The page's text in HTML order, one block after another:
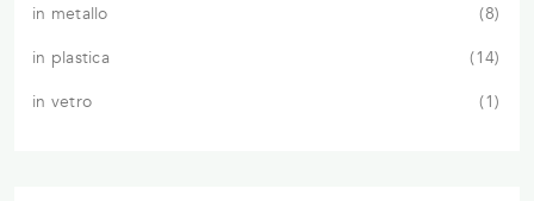
in metallo
8
in plastica
14
in vetro
1